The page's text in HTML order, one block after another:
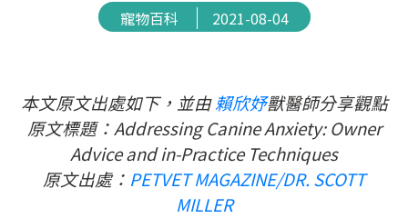
寵物百科 2021-08-04
本文原文出處如下，並由賴欣妤獸醫師分享觀點
原文標題：Addressing Canine Anxiety: Owner
Advice and in-Practice Techniques
原文出處： PETVET MAGAZINE/DR. SCOTT
MILLER